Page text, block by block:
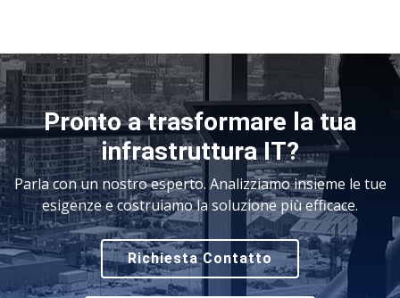
Pronto a trasformare la tua
infrastruttura IT?
Parla con un nostro esperto. Analizziamo insieme le tue
esigenze e costruiamo la soluzione più efficace.
Richiesta Contatto